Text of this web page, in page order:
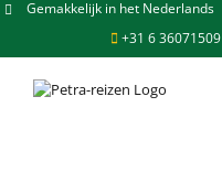
Skip Gemakkelijk in het Nederlands
+31 6 36071509